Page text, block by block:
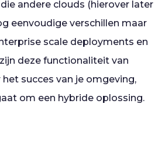
andere clouds (hierover later
eenvoudige verschillen maar
scale deployments en
deze functionaliteit van
succes van je omgeving,
om een hybride oplossing.